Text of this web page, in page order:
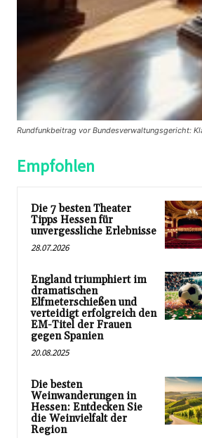
Rundfunkbeitrag vor Bundesverwaltungsgericht:
Empfohlen
Die 7 besten Theater
Tipps Hessen für
unvergessliche Erlebnisse
28.07.2026
England triumphiert im
dramatischen
Elfmeterschießen und
verteidigt erfolgreich den
EM-Titel der Frauen
gegen Spanien
20.08.2025
Die besten
Weinwanderungen in
Hessen: Entdecken Sie
die Weinvielfalt der
Region